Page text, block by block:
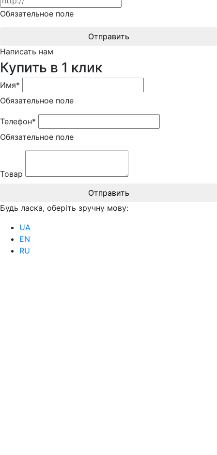
Обязательное поле
Отправить
Написать нам
Купить в 1 клик
Имя*
Обязательное поле
Телефон*
Обязательное поле
Товар
Отправить
Будь ласка, оберіть зручну мову:
UA
EN
RU